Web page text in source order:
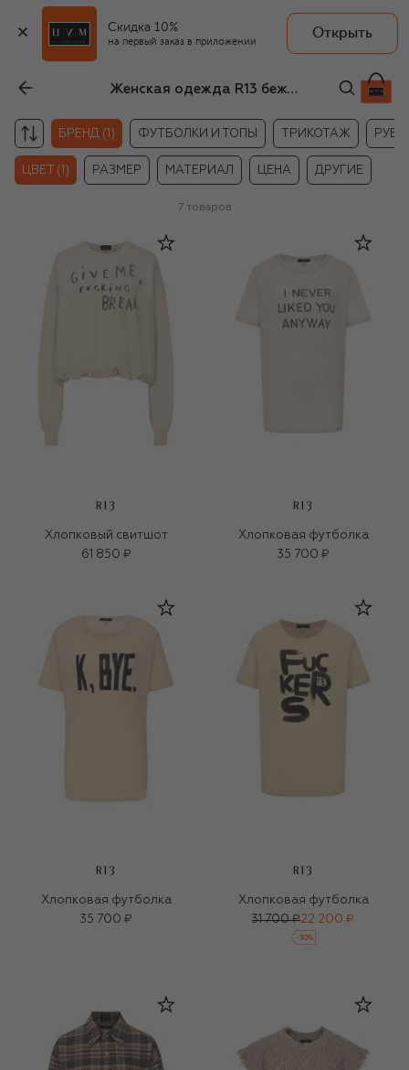
Скидка 10%
на первый заказ в приложении
Открыть
Женская одежда R13 бежевого цвета
БРЕНД (1) ФУТБОЛКИ И ТОПЫ ТРИКОТАЖ
ЦВЕТ (1) РАЗМЕР МАТЕРИАЛ ЦЕНА ДРУГИЕ
7 товаров
R13
Хлопковый свитшот
61 850 ₽
R13
Хлопковая футболка
35 700 ₽
R13
Хлопковая футболка
35 700 ₽
R13
Хлопковая футболка
31 700 ₽22 200 ₽
-30%